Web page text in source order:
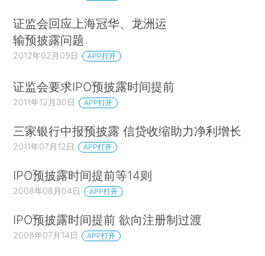
证监会回应上海冠华、龙洲运
输预披露问题
2012年02月09日 APP打开
证监会要求IPO预披露时间提前
2011年12月30日 APP打开
三家银行中报预披露 信贷收缩助力净利增长
2011年07月12日 APP打开
IPO预披露时间提前等14则
2008年08月04日 APP打开
IPO预披露时间提前 欲向注册制过渡
2008年07月14日 APP打开